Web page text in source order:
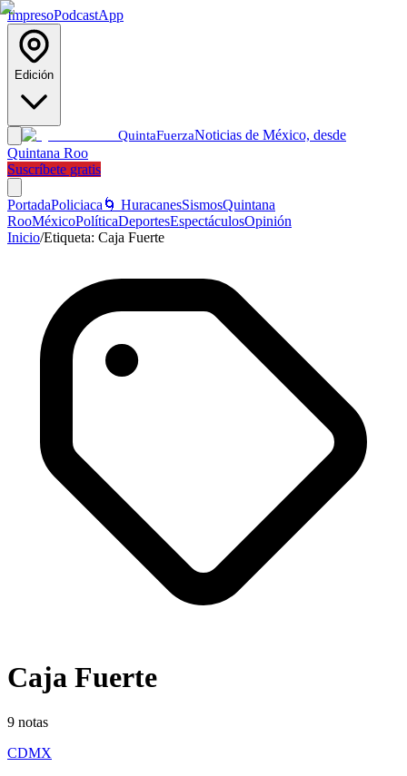
ImpresoPodcastApp
Edición
QuintaFuerzaNoticias de México, desde
Quintana Roo
Suscríbete gratis
PortadaPoliciaca 🌀 HuracanesSismosQuintana
RooMéxicoPolíticaDeportesEspectáculosOpinión
Inicio/Etiqueta: Caja Fuerte
Caja Fuerte
9 notas
CDMX